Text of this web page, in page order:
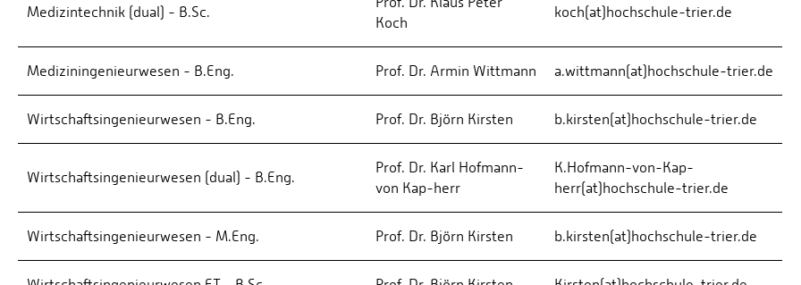
Medizintechnik (dual) - B.Sc.
Koch
koch(at)hochschule-trier.de
Mediziningenieurwesen - B.Eng. Prof. Dr. Armin Wittmann a.wittmann(at)hochschule-trier.de
Wirtschaftsingenieurwesen - B.Eng. Prof. Dr. Björn Kirsten b.kirsten(at)hochschule-trier.de
Wirtschaftsingenieurwesen (dual) - B.Eng.
Prof. Dr. Karl Hofmann-
von Kap-herr
K.Hofmann-von-Kap-
herr(at)hochschule-trier.de
Wirtschaftsingenieurwesen - M.Eng. Prof. Dr. Björn Kirsten b.kirsten(at)hochschule-trier.de